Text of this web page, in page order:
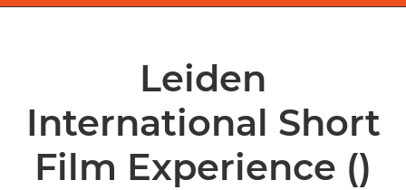
Leiden
International Short
Film Experience ()